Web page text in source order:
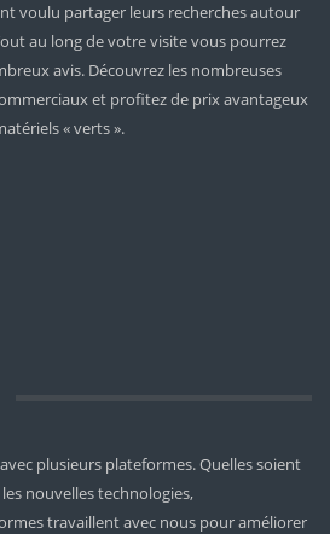
voulu partager leurs recherches autour
au long de votre visite vous pourrez
avis. Découvrez les nombreuses
et profitez de prix avantageux
« verts ».
plusieurs plateformes. Quelles soient
nouvelles technologies,
travaillent avec nous pour améliorer